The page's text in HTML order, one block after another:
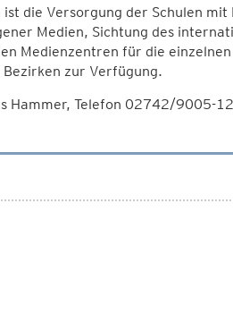
die Versorgung der Schulen mit
Medien, Sichtung des
Medienzentren für die
zur Verfügung.
Hammer, Telefon 02742/9005-